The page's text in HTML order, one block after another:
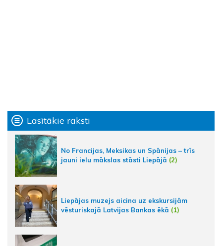
Lasītākie raksti
No Francijas, Meksikas un Spānijas – trīs
jauni ielu mākslas stāsti Liepājā (2)
Liepājas muzejs aicina uz ekskursijām
vēsturiskajā Latvijas Bankas ēkā (1)